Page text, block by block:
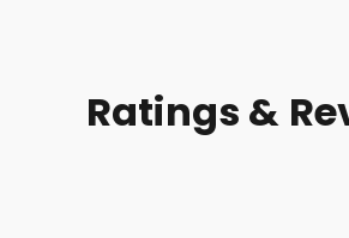
Ratings &